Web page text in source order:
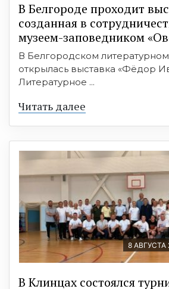
В Белгороде проходит
созданная в
музеем-заповедником
В Белгородском
открылась выставка «Фёдор
Литературное ...
Читать далее
8 АВГУСТА
В Клинцах состоялся